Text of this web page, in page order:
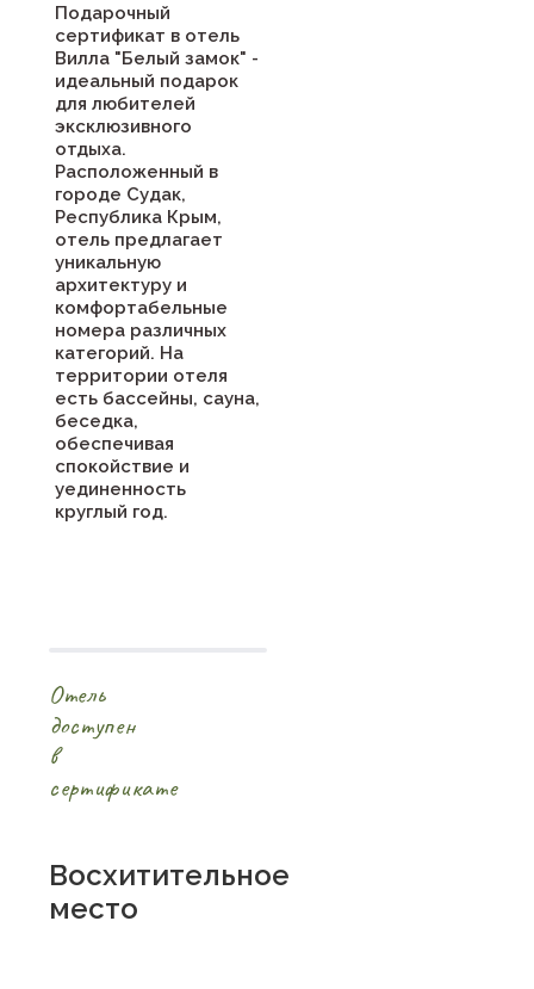
Подарочный
сертификат в отель
Вилла "Белый замок" -
идеальный подарок
для любителей
эксклюзивного
отдыха.
Расположенный в
городе Судак,
Республика Крым,
отель предлагает
уникальную
архитектуру и
комфортабельные
номера различных
категорий. На
территории отеля
есть бассейны, сауна,
беседка,
обеспечивая
спокойствие и
уединенность
круглый год.
Отель
доступен
в
сертификате
Восхитительное
место